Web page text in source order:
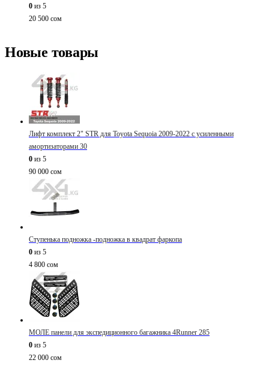
0 из 5
20 500 сом
Новые товары
Лифт комплект 2" STR для Toyota Sequoia 2009-2022 с усиленными
амортизаторами 30
0 из 5
90 000 сом
Ступенька подножка -подножка в квадрат фаркопа
0 из 5
4 800 сом
МОЛЕ панели для экспедиционного багажника 4Runner 285
0 из 5
22 000 сом